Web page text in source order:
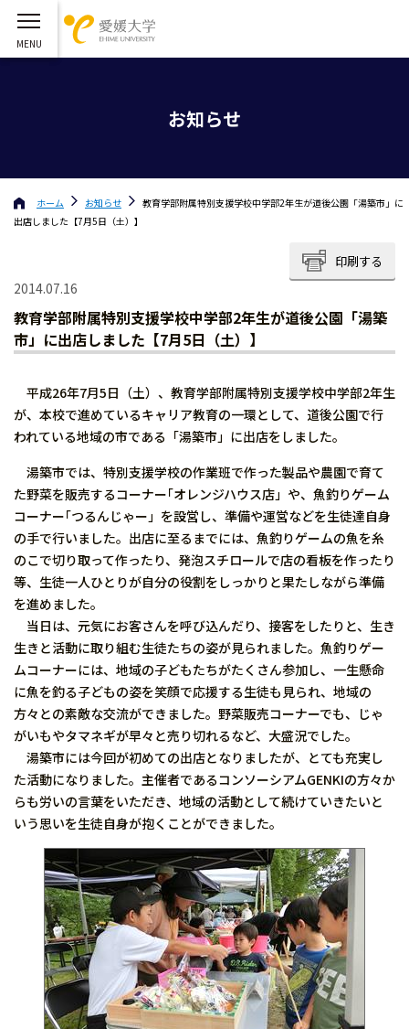
お知らせ
ホーム お知らせ
教育学部附属特別支援学校中学部2年生が道後公園「湯築市」に
出店しました【7月5日（土）】
印刷する
2014.07.16
教育学部附属特別支援学校中学部2年生が道後公園「湯築
市」に出店しました【7月5日（土）】
平成26年7月5日（土）、教育学部附属特別支援学校中学部2年生
が、本校で進めているキャリア教育の一環として、道後公園で行
われている地域の市である「湯築市」に出店をしました。
湯築市では、特別支援学校の作業班で作った製品や農園で育て
た野菜を販売するコーナー｢オレンジハウス店」や、魚釣りゲーム
コーナー｢つるんじゃー」を設営し、準備や運営などを生徒達自身
の手で行いました。出店に至るまでには、魚釣りゲームの魚を糸
のこで切り取って作ったり、発泡スチロールで店の看板を作ったり
等、生徒一人ひとりが自分の役割をしっかりと果たしながら準備
を進めました。
当日は、元気にお客さんを呼び込んだり、接客をしたりと、生き
生きと活動に取り組む生徒たちの姿が見られました。魚釣りゲー
ムコーナーには、地域の子どもたちがたくさん参加し、一生懸命
に魚を釣る子どもの姿を笑顔で応援する生徒も見られ、地域の
方々との素敵な交流ができました。野菜販売コーナーでも、じゃ
がいもやタマネギが早々と売り切れるなど、大盛況でした。
湯築市には今回が初めての出店となりましたが、とても充実し
た活動になりました。主催者であるコンソーシアムGENKIの方々か
らも労いの言葉をいただき、地域の活動として続けていきたいと
いう思いを生徒自身が抱くことができました。